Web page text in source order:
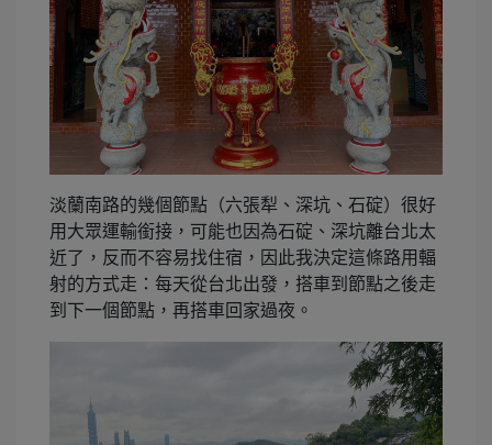
淡蘭南路的幾個節點（六張犁、深坑、石碇）很好
用大眾運輸銜接，可能也因為石碇、深坑離台北太
近了，反而不容易找住宿，因此我決定這條路用輻
射的方式走：每天從台北出發，搭車到節點之後走
到下一個節點，再搭車回家過夜。